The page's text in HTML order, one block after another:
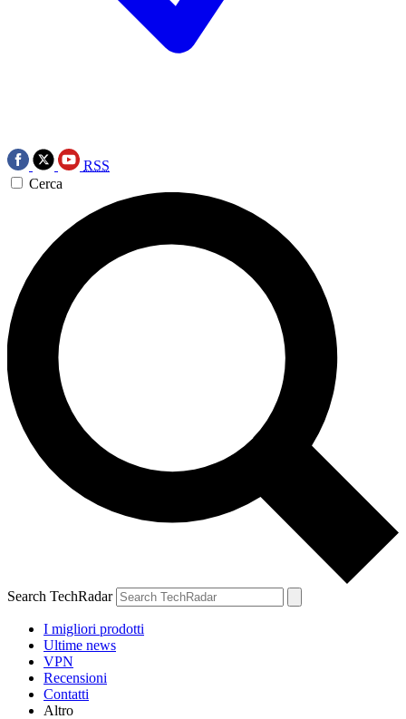
RSS
Cerca
Search TechRadar
I migliori prodotti
Ultime news
VPN
Recensioni
Contatti
Altro